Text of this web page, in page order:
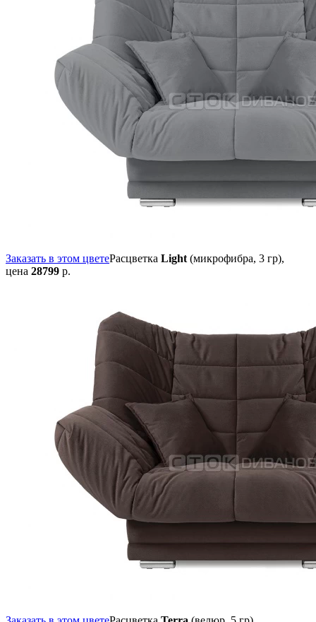
Заказать в этом цветеРасцветка Light(микрофибра, 3 гр),
цена 28799 р.